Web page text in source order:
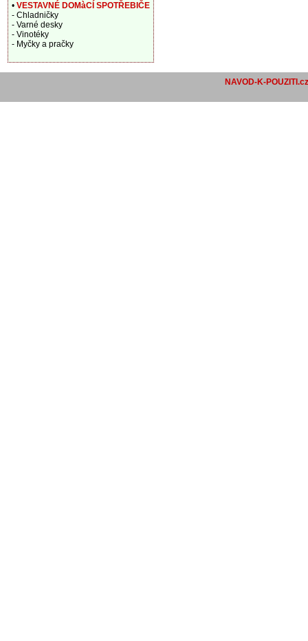
• VESTAVNÉ DOMàCÍ SPOTŘEBIČE
- Chladničky
- Varné desky
- Vinotéky
- Myčky a pračky
NAVOD-K-POUZITI.cz